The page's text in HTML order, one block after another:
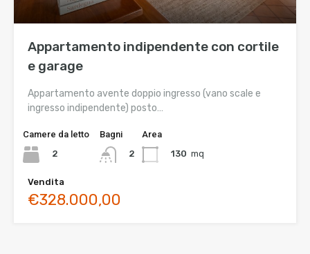
Appartamento indipendente con cortile
e garage
Appartamento avente doppio ingresso (vano scale e
ingresso indipendente) posto…
Camere da letto
2
Bagni
2
Area
130 mq
Vendita
€328.000,00